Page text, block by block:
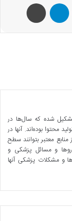
شده که سال‌ها در
محتوا بوده‌اند. آنها در
معتبر بتوانند سطح
و مسائل پزشکی و
و مشکلات پزشکی آنها